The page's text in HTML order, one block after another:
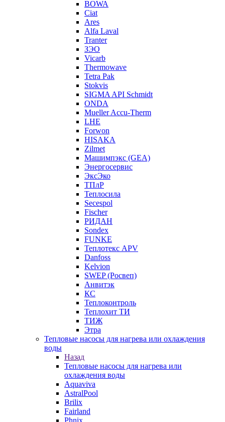
BOWA
Ciat
Ares
Alfa Laval
Tranter
ЗЭО
Vicarb
Thermowave
Tetra Pak
Stokvis
SIGMA API Schmidt
ONDA
Mueller Accu-Therm
LHE
Forwon
HISAKA
Zilmet
Машимпэкс (GEA)
Энергосервис
ЭксЭко
ТПлР
Теплосила
Secespol
Fischer
РИДАН
Sondex
FUNKE
Теплотекс APV
Danfoss
Kelvion
SWEP (Росвеп)
Анвитэк
КС
Теплоконтроль
Теплохит ТИ
ТИЖ
Этра
Тепловые насосы для нагрева или охлаждения
воды
Назад
Тепловые насосы для нагрева или
охлаждения воды
Aquaviva
AstralPool
Brilix
Fairland
Phnix